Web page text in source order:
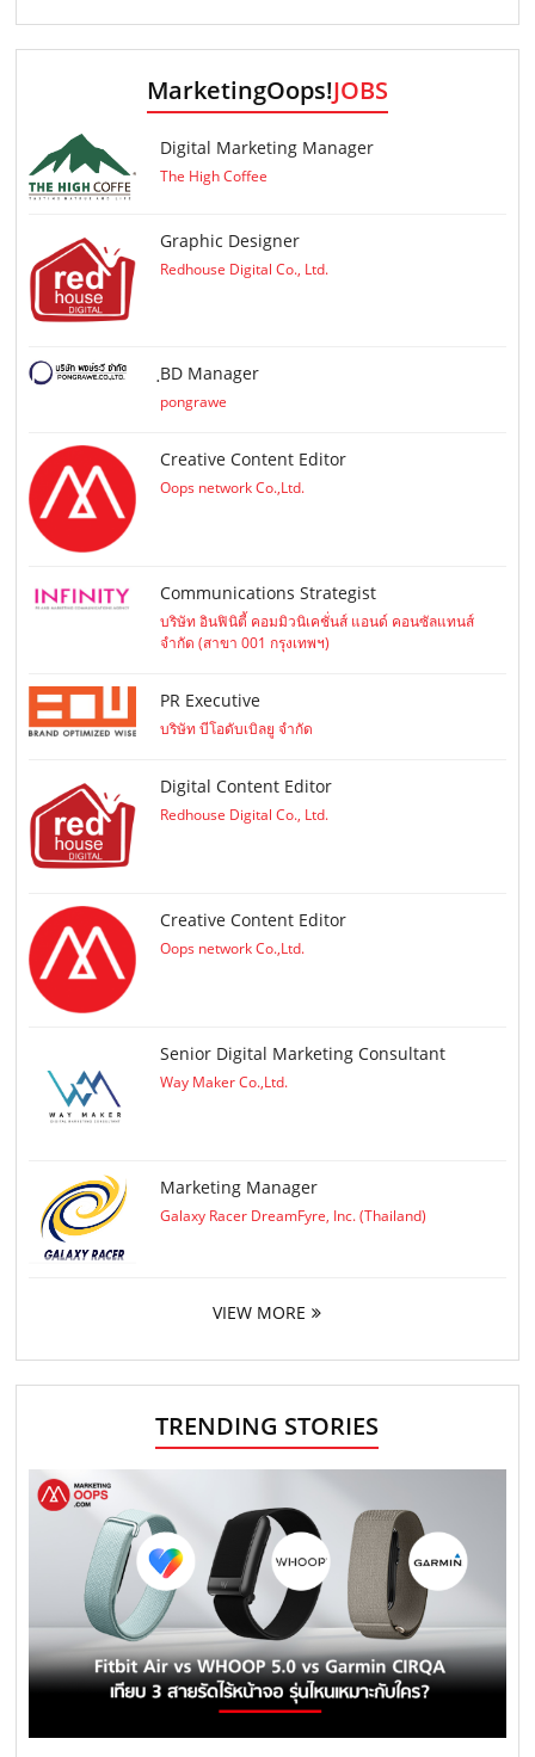
MarketingOops!JOBS
Digital Marketing Manager
The High Coffee
Graphic Designer
Redhouse Digital Co., Ltd.
ฺBD Manager
pongrawe
Creative Content Editor
Oops network Co.,Ltd.
Communications Strategist
บริษัท อินฟินิตี้ คอมมิวนิเคชั่นส์ แอนด์ คอนซัลแทนส์
จำกัด (สาขา 001 กรุงเทพฯ)
PR Executive
บริษัท บีโอดับเบิลยู จำกัด
Digital Content Editor
Redhouse Digital Co., Ltd.
Creative Content Editor
Oops network Co.,Ltd.
Senior Digital Marketing Consultant
Way Maker Co.,Ltd.
Marketing Manager
Galaxy Racer DreamFyre, Inc. (Thailand)
VIEW MORE
TRENDING STORIES